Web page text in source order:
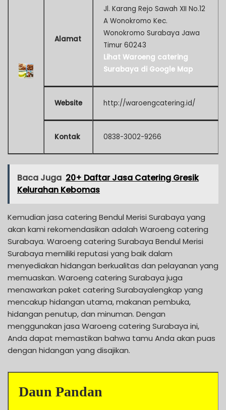
Alamat
Jl. Karang Rejo Sawah XII No.12
A Wonokromo Kec.
Wonokromo Surabaya Jawa
Timur 60243
Lihat Waroeng catering
Surabaya di Google Map
Website http://waroengcatering.id/
Kontak 0838-3002-9266
Baca Juga 20+ Daftar Jasa Catering Gresik
Kelurahan Kebomas
Kemudian jasa catering Bendul Merisi Surabaya yang
akan kami rekomendasikan adalah Waroeng catering
Surabaya. Waroeng catering Surabaya Bendul Merisi
Surabaya memiliki reputasi yang baik dalam
menyediakan hidangan berkualitas dan pelayanan yang
memuaskan. Waroeng catering Surabaya juga
menawarkan paket catering Surabayalengkap yang
mencakup hidangan utama, makanan pembuka,
hidangan penutup, dan minuman. Dengan
menggunakan jasa Waroeng catering Surabaya ini,
Anda dapat memastikan bahwa tamu Anda akan puas
dengan hidangan yang disajikan.
Daun Pandan